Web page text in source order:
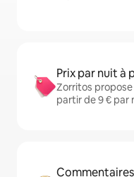
Prix par nuit à
Zorritos
partir de 9 € par